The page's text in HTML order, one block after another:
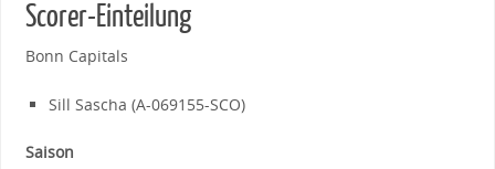
Scorer-Einteilung
Bonn Capitals
Sill Sascha (A-069155-SCO)
Saison